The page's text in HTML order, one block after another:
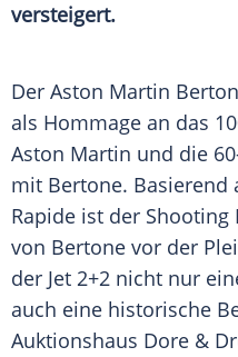
versteigert.
Der Aston Martin
als Hommage an das
Aston Martin und die
mit Bertone. Basierend
Rapide ist der Shooting
von Bertone vor der
der Jet 2+2 nicht nur
auch eine historische
Auktionshaus Dore &